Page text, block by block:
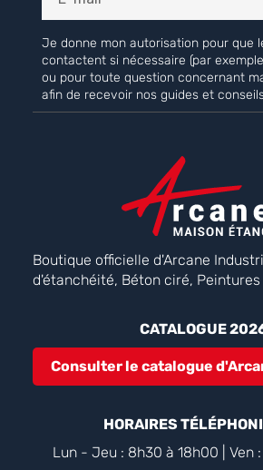
Je donne mon autorisation pour que
contactent si nécessaire (par
ou pour toute question concernant
afin de recevoir nos guides et
Boutique officielle d'Arcane
d'étanchéité, Béton ciré, Peintures
CATALOGUE
Consulter le catalogue
HORAIRES
Lun - Jeu : 8h30 à 18h00 | Ven